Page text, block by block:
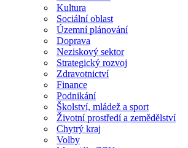
Kultura
Sociální oblast
Územní plánování
Doprava
Neziskový sektor
Strategický rozvoj
Zdravotnictví
Finance
Podnikání
Školství, mládež a sport
Životní prostředí a zemědělství
Chytrý kraj
Volby